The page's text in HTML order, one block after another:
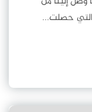
التي حصلت...